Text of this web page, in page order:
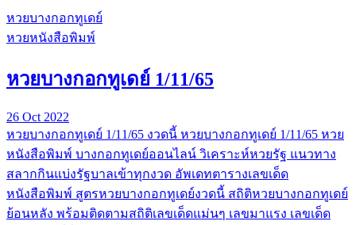
หวยบางกอกทูเดย์
หวยหนังสือพิมพ์
หวยบางกอกทูเดย์ 1/11/65
26 Oct 2022
หวยบางกอกทูเดย์ 1/11/65 งวดนี้ หวยบางกอกทูเดย์ 1/11/65 หวย
หนังสือพิมพ์ บางกอกทูเดย์ออนไลน์ วิเคราะห์หวยรัฐ แนวทาง
สลากกินแบ่งรัฐบาลเข้าทุกงวด อัพเดทตารางเลขเด็ด
หนังสือพิมพ์ สูตรหวยบางกอกทูเดย์งวดนี้ สถิติหวยบางกอกทูเดย์
ย้อนหลัง พร้อมติดตามสถิติเลขเด็ดแม่นๆ เลขมาแรง เลขเด็ด